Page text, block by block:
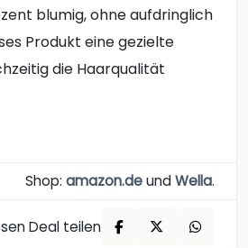
blumig, ohne aufdringlich
Produkt eine gezielte
die Haarqualität
Shop: amazon.deundWella.
Deal teilen